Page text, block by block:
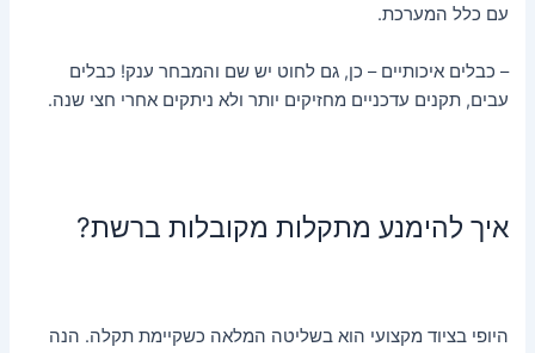
עם כלל המערכת.
– כבלים איכותיים – כן, גם לחוט יש שם והמבחר ענק! כבלים
עבים, תקנים עדכניים מחזיקים יותר ולא ניתקים אחרי חצי שנה.
איך להימנע מתקלות מקובלות ברשת?
היופי בציוד מקצועי הוא בשליטה המלאה כשקיימת תקלה. הנה